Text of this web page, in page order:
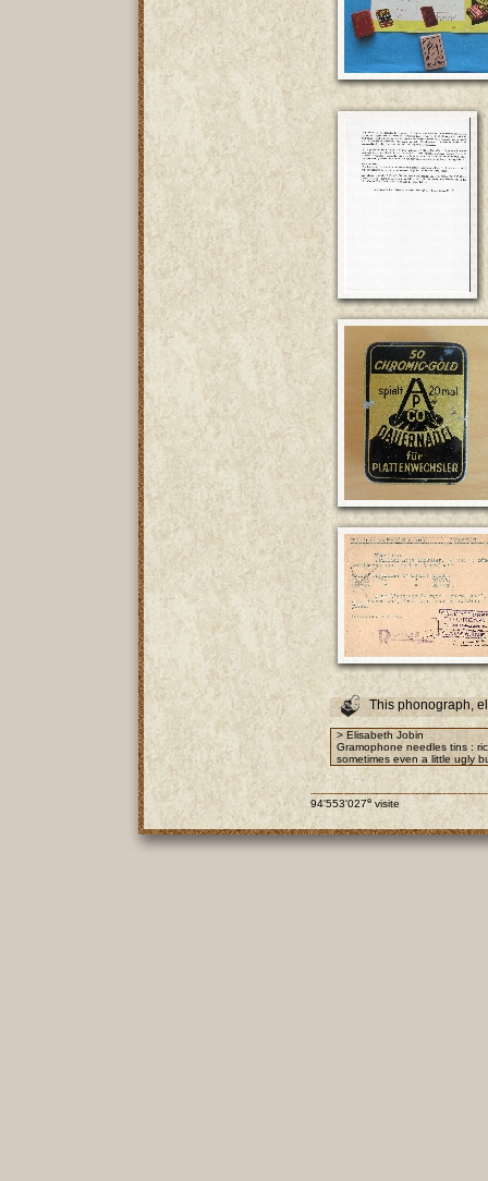
This phonograph,
> Elisabeth Jobin
Gramophone needles tins :
sometimes even a little ugly
94'553'027e visite